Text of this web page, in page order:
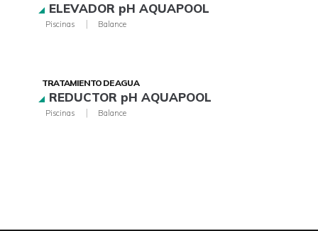
ELEVADOR pH AQUAPOOL
Piscinas | Balance
TRATAMIENTO DE AGUA
REDUCTOR pH AQUAPOOL
Piscinas | Balance